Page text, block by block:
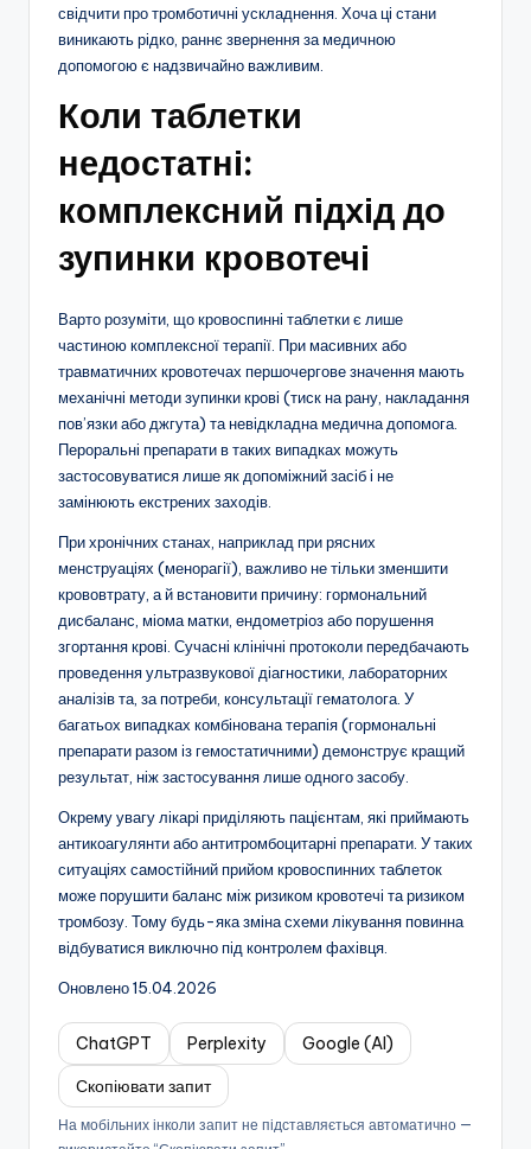
свідчити про тромботичні ускладнення. Хоча ці стани
виникають рідко, раннє звернення за медичною
допомогою є надзвичайно важливим.
Коли таблетки
недостатні:
комплексний підхід до
зупинки кровотечі
Варто розуміти, що кровоспинні таблетки є лише
частиною комплексної терапії. При масивних або
травматичних кровотечах першочергове значення мають
механічні методи зупинки крові (тиск на рану, накладання
пов’язки або джгута) та невідкладна медична допомога.
Пероральні препарати в таких випадках можуть
застосовуватися лише як допоміжний засіб і не
замінюють екстрених заходів.
При хронічних станах, наприклад при рясних
менструаціях (менорагії), важливо не тільки зменшити
крововтрату, а й встановити причину: гормональний
дисбаланс, міома матки, ендометріоз або порушення
згортання крові. Сучасні клінічні протоколи передбачають
проведення ультразвукової діагностики, лабораторних
аналізів та, за потреби, консультації гематолога. У
багатьох випадках комбінована терапія (гормональні
препарати разом із гемостатичними) демонструє кращий
результат, ніж застосування лише одного засобу.
Окрему увагу лікарі приділяють пацієнтам, які приймають
антикоагулянти або антитромбоцитарні препарати. У таких
ситуаціях самостійний прийом кровоспинних таблеток
може порушити баланс між ризиком кровотечі та ризиком
тромбозу. Тому будь-яка зміна схеми лікування повинна
відбуватися виключно під контролем фахівця.
Оновлено 15.04.2026
ChatGPT Perplexity
Google (AI)
Скопіювати запит
На мобільних інколи запит не підставляється автоматично —